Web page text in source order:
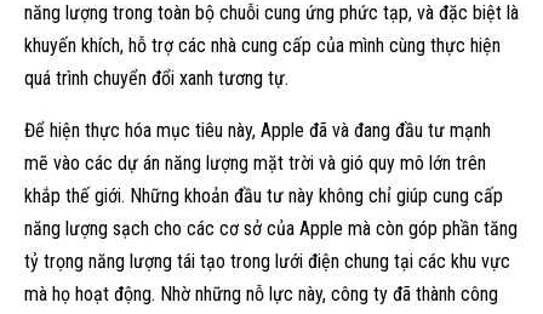
năng lượng trong toàn bộ chuỗi cung ứng phức tạp, và đặc biệt là
khuyến khích, hỗ trợ các nhà cung cấp của mình cùng thực hiện
quá trình chuyển đổi xanh tương tự.
Để hiện thực hóa mục tiêu này, Apple đã và đang đầu tư mạnh
mẽ vào các dự án năng lượng mặt trời và gió quy mô lớn trên
khắp thế giới. Những khoản đầu tư này không chỉ giúp cung cấp
năng lượng sạch cho các cơ sở của Apple mà còn góp phần tăng
tỷ trọng năng lượng tái tạo trong lưới điện chung tại các khu vực
mà họ hoạt động. Nhờ những nỗ lực này, công ty đã thành công